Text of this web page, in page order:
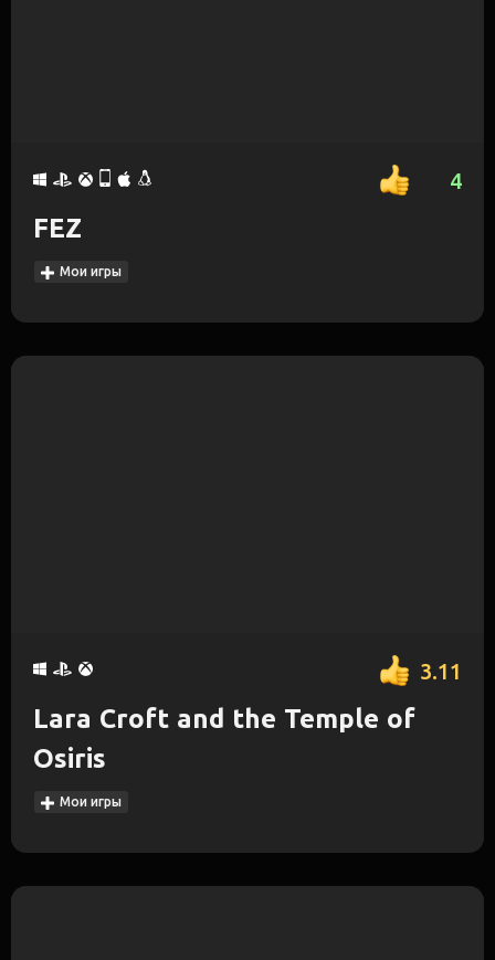
4
FEZ
Мои игры
3.11
Lara Croft and the Temple of
Osiris
Мои игры